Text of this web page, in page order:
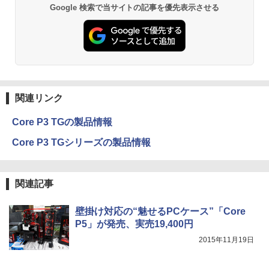
Google 検索で当サイトの記事を優先表示させる
関連リンク
Core P3 TGの製品情報
Core P3 TGシリーズの製品情報
関連記事
壁掛け対応の“魅せるPCケース”「Core
P5」が発売、実売19,400円
2015年11月19日